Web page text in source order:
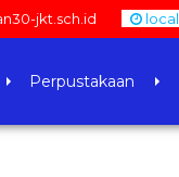
jkt.sch.id local
Perpustakaan